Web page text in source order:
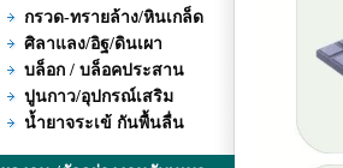
กรวด-ทรายล้าง/หินเกล็ด
ศิลาแลง/อิฐ/ดินเผา
บล็อก / บล็อคประสาน
ปูนกาว/อุปกรณ์เสริม
น้ำยาจระเข้ กันพื้นลื่น